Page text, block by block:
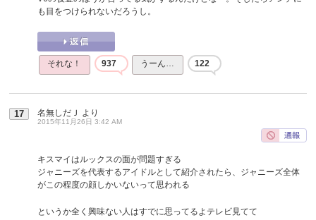
も目をつけられないだろうし。
それな！ 937 うーん… 122
17 名無しだＪ より
2015年11月26日 3:42 AM
キスマイはルックスの面が問題すぎる
ジャニーズを代表するアイドルとして紹介されたら、ジャニーズ全体
がこの程度の顔しかいないって思われる
というか全く興味ない人はすでに思ってるよテレビ見てて